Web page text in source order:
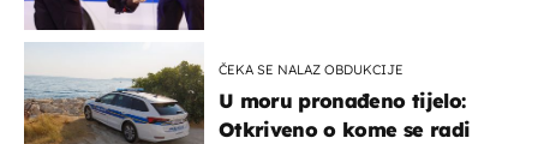
ČEKA SE NALAZ OBDUKCIJE
U moru pronađeno tijelo:
Otkriveno o kome se radi